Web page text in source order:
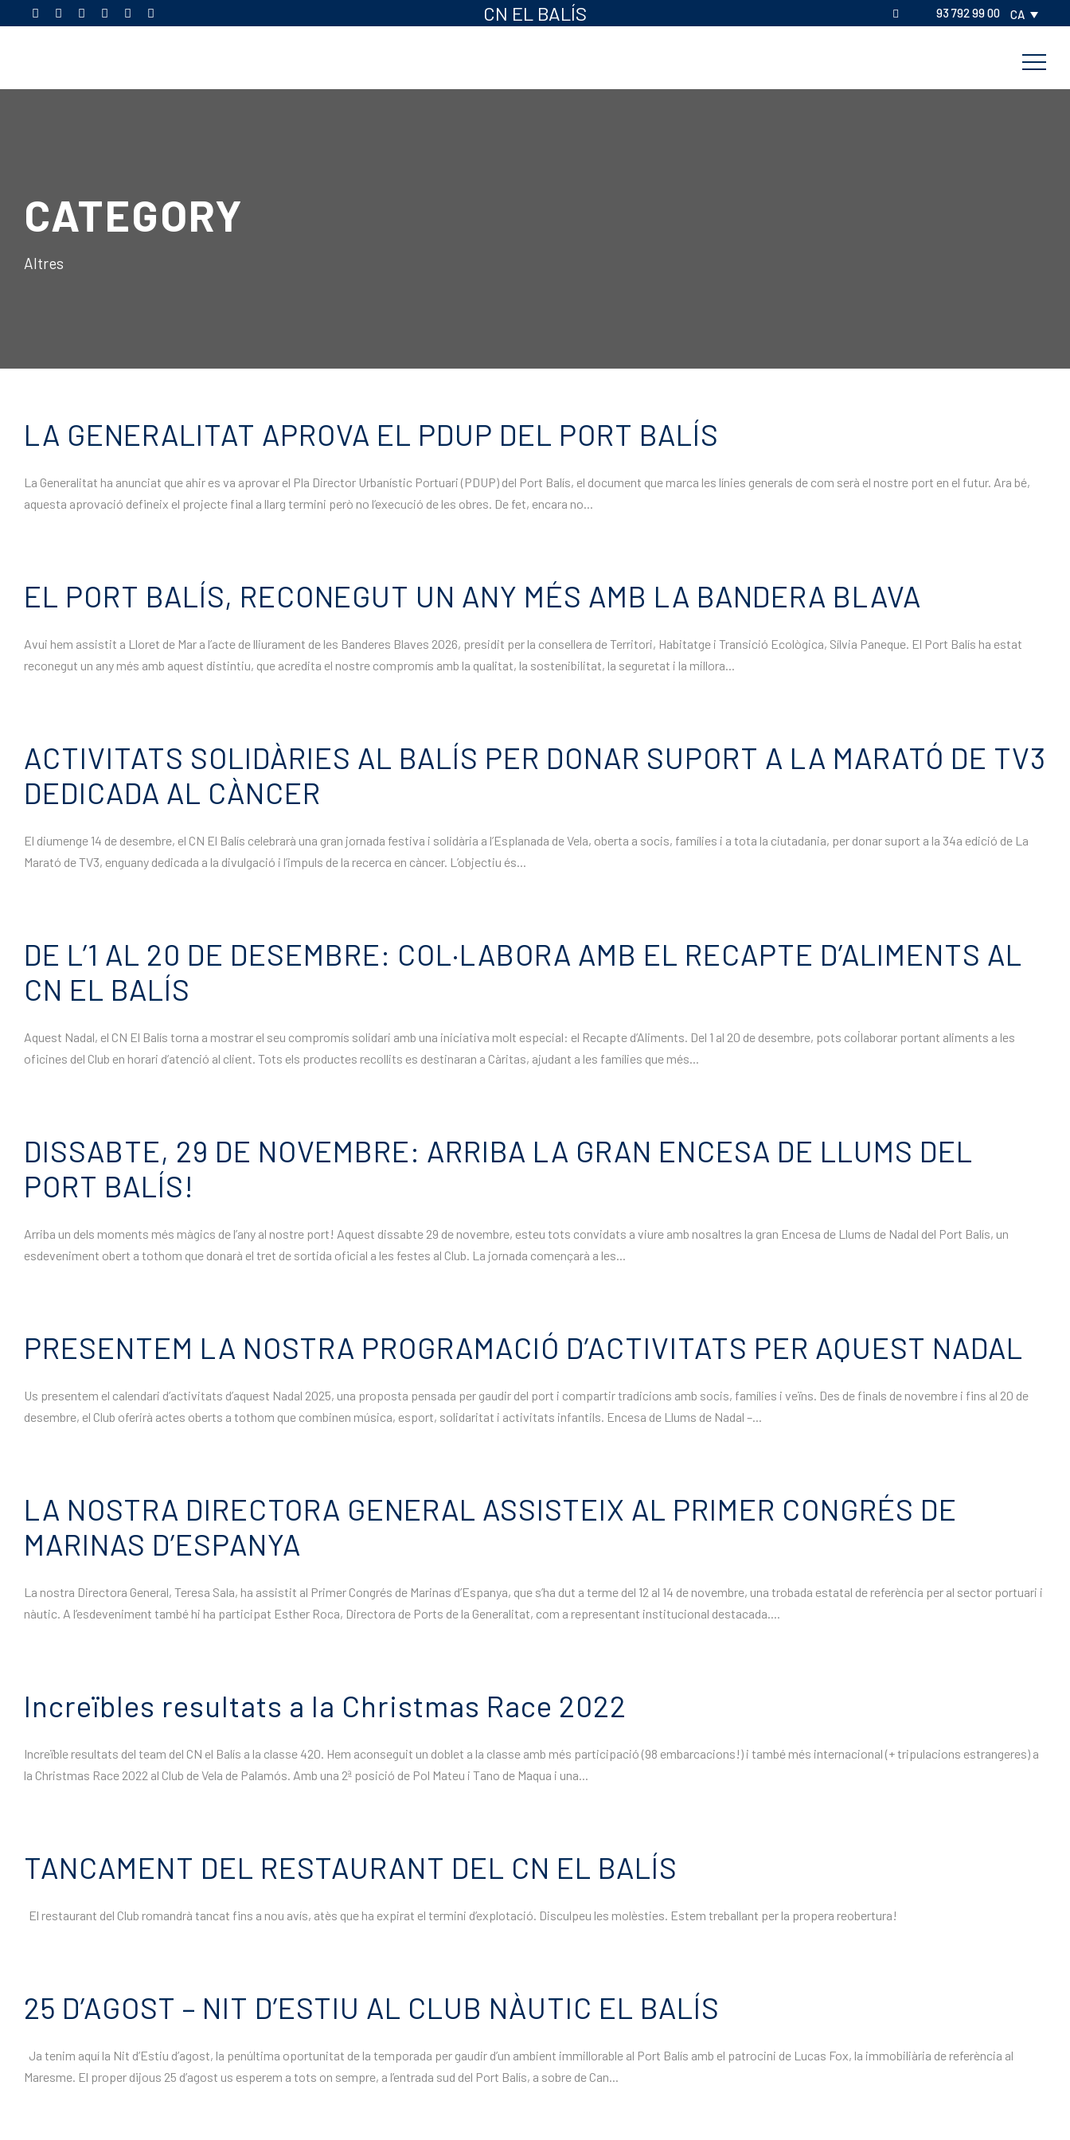
CN EL BALÍS 93 792 99 00 CA
CATEGORY
Altres
LA GENERALITAT APROVA EL PDUP DEL PORT BALÍS
La Generalitat ha anunciat que ahir es va aprovar el Pla Director Urbanístic Portuari (PDUP) del Port Balís, el document que marca les línies generals de com serà el nostre port en el futur. Ara bé,
aquesta aprovació defineix el projecte final a llarg termini però no l’execució de les obres. De fet, encara no...
EL PORT BALÍS, RECONEGUT UN ANY MÉS AMB LA BANDERA BLAVA
Avui hem assistit a Lloret de Mar a l’acte de lliurament de les Banderes Blaves 2026, presidit per la consellera de Territori, Habitatge i Transició Ecològica, Sílvia Paneque. El Port Balís ha estat
reconegut un any més amb aquest distintiu, que acredita el nostre compromís amb la qualitat, la sostenibilitat, la seguretat i la millora...
ACTIVITATS SOLIDÀRIES AL BALÍS PER DONAR SUPORT A LA MARATÓ DE TV3
DEDICADA AL CÀNCER
El diumenge 14 de desembre, el CN El Balís celebrarà una gran jornada festiva i solidària a l’Esplanada de Vela, oberta a socis, famílies i a tota la ciutadania, per donar suport a la 34a edició de La
Marató de TV3, enguany dedicada a la divulgació i l’impuls de la recerca en càncer. L’objectiu és...
DE L’1 AL 20 DE DESEMBRE: COL·LABORA AMB EL RECAPTE D’ALIMENTS AL
CN EL BALÍS
Aquest Nadal, el CN El Balís torna a mostrar el seu compromís solidari amb una iniciativa molt especial: el Recapte d’Aliments. Del 1 al 20 de desembre, pots col·laborar portant aliments a les
oficines del Club en horari d’atenció al client. Tots els productes recollits es destinaran a Càritas, ajudant a les famílies que més...
DISSABTE, 29 DE NOVEMBRE: ARRIBA LA GRAN ENCESA DE LLUMS DEL
PORT BALÍS!
Arriba un dels moments més màgics de l’any al nostre port! Aquest dissabte 29 de novembre, esteu tots convidats a viure amb nosaltres la gran Encesa de Llums de Nadal del Port Balís, un
esdeveniment obert a tothom que donarà el tret de sortida oficial a les festes al Club. La jornada començarà a les...
PRESENTEM LA NOSTRA PROGRAMACIÓ D’ACTIVITATS PER AQUEST NADAL
Us presentem el calendari d’activitats d’aquest Nadal 2025, una proposta pensada per gaudir del port i compartir tradicions amb socis, famílies i veïns. Des de finals de novembre i fins al 20 de
desembre, el Club oferirà actes oberts a tothom que combinen música, esport, solidaritat i activitats infantils. Encesa de Llums de Nadal –...
LA NOSTRA DIRECTORA GENERAL ASSISTEIX AL PRIMER CONGRÉS DE
MARINAS D’ESPANYA
La nostra Directora General, Teresa Sala, ha assistit al Primer Congrés de Marinas d’Espanya, que s’ha dut a terme del 12 al 14 de novembre, una trobada estatal de referència per al sector portuari i
nàutic. A l’esdeveniment també hi ha participat Esther Roca, Directora de Ports de la Generalitat, com a representant institucional destacada....
Increïbles resultats a la Christmas Race 2022
Increïble resultats del team del CN el Balís a la classe 420. Hem aconseguit un doblet a la classe amb més participació (98 embarcacions!) i també més internacional (+ tripulacions estrangeres) a
la Christmas Race 2022 al Club de Vela de Palamós. Amb una 2ª posició de Pol Mateu i Tano de Maqua i una...
TANCAMENT DEL RESTAURANT DEL CN EL BALÍS
El restaurant del Club romandrà tancat fins a nou avís, atès que ha expirat el termini d’explotació. Disculpeu les molèsties. Estem treballant per la propera reobertura!
25 D’AGOST – NIT D’ESTIU AL CLUB NÀUTIC EL BALÍS
Ja tenim aquí la Nit d’Estiu d’agost, la penúltima oportunitat de la temporada per gaudir d’un ambient immillorable al Port Balís amb el patrocini de Lucas Fox, la immobiliària de referència al
Maresme. El proper dijous 25 d’agost us esperem a tots on sempre, a l’entrada sud del Port Balís, a sobre de Can...